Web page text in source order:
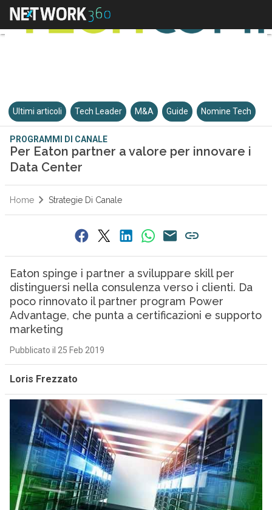
Ultimi articoli Tech Leader M&A Guide Nomine Tech
PROGRAMMI DI CANALE
Per Eaton partner a valore per innovare i
Data Center
Home Strategie Di Canale
Eaton spinge i partner a sviluppare skill per
distinguersi nella consulenza verso i clienti. Da
poco rinnovato il partner program Power
Advantage, che punta a certificazioni e supporto
marketing
Pubblicato il 25 Feb 2019
Loris Frezzato